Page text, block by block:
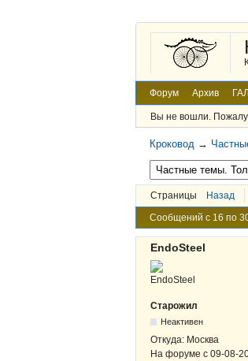
Форум Архив
Вы не вошли.
Кроковод →
Страницы Назад
Сообщений с 16 по
EndoSteel
Старожил
Неактивен
Откуда: Москва
На форуме с 09-08-